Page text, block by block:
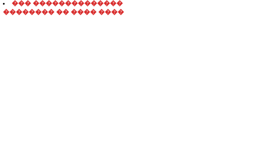
��� ��������������
�������� �� ���� ����